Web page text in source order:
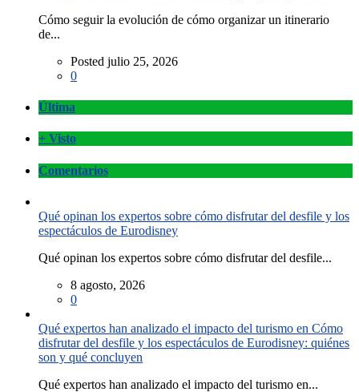
Cómo seguir la evolución de cómo organizar un itinerario
de...
Posted julio 25, 2026
0
Última
+ Visto
Comentarios
Qué opinan los expertos sobre cómo disfrutar del desfile y los
espectáculos de Eurodisney
Qué opinan los expertos sobre cómo disfrutar del desfile...
8 agosto, 2026
0
Qué expertos han analizado el impacto del turismo en Cómo
disfrutar del desfile y los espectáculos de Eurodisney: quiénes
son y qué concluyen
Qué expertos han analizado el impacto del turismo en...